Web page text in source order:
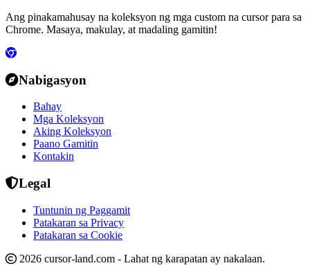
Ang pinakamahusay na koleksyon ng mga custom na cursor para sa
Chrome. Masaya, makulay, at madaling gamitin!
Nabigasyon
Bahay
Mga Koleksyon
Aking Koleksyon
Paano Gamitin
Kontakin
Legal
Tuntunin ng Paggamit
Patakaran sa Privacy
Patakaran sa Cookie
2026 cursor-land.com - Lahat ng karapatan ay nakalaan.